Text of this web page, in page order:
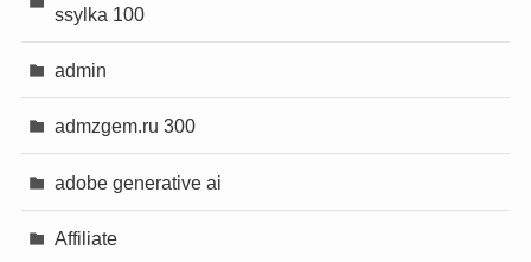
ssylka 100
admin
admzgem.ru 300
adobe generative ai
Affiliate